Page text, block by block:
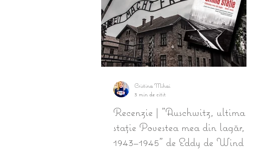
Recenzie | "Auschwitz, ultima
stație Povestea mea din lagăr,
1943–1945" de Eddy de Wind
Cristina Mihai
3 min de citit